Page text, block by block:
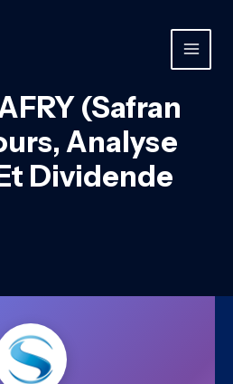
MAIN
(Safran
Analyse
Dividende